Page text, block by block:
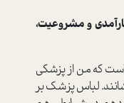
و مشروعیت،
است که من از پزشکی
لباس پزشک بر